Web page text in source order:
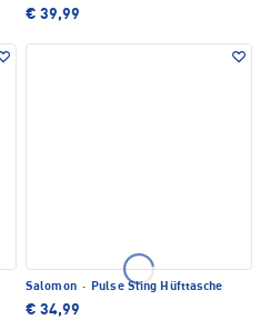
€ 39,99
Salomon · Pulse Sling Hüfttasche
€ 34,99